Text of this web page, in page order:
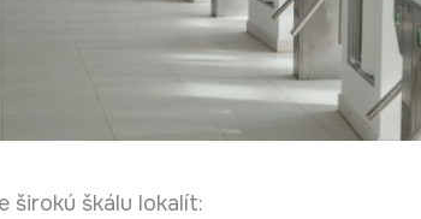
širokú škálu lokalít: